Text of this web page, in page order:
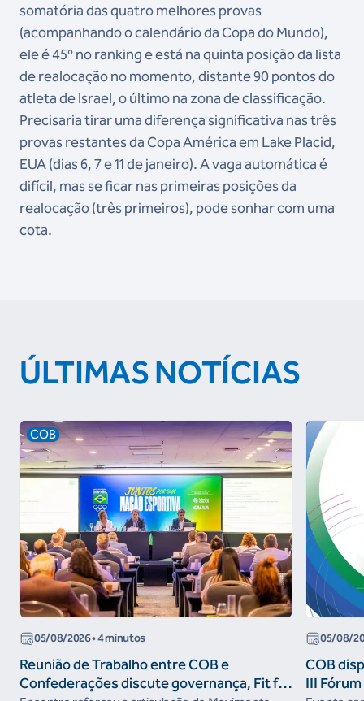
somatória das quatro melhores provas
(acompanhando o calendário da Copa do Mundo),
ele é 45º no ranking e está na quinta posição da lista
de realocação no momento, distante 90 pontos do
atleta de Israel, o último na zona de classificação.
Precisaria tirar uma diferença significativa nas três
provas restantes da Copa América em Lake Placid,
EUA (dias 6, 7 e 11 de janeiro). A vaga automática é
difícil, mas se ficar nas primeiras posições da
realocação (três primeiros), pode sonhar com uma
cota.
ÚLTIMAS NOTÍCIAS
COB
05/08/2026• 4 minutos
Reunião de Trabalho entre COB e
Confederações discute governança, Fit for
05/08/
COB
III